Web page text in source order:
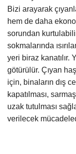
Bizi arayarak
hem de daha
sorundan
sokmalarında
yeri biraz kanatılır.
götürülür. Çıyan
için, binaların dış
kapatılması,
uzak tutulması
verilecek